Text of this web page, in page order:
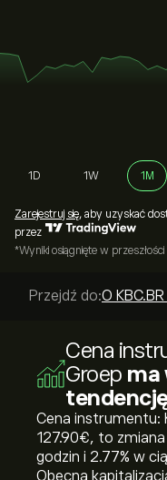
1D 1W 1M
Zarejestruj się, aby uzyskać
przez
*Wyniki osiągnięte w
Przejdź do:O KBC.BR
Cena
Groep ma
Cena instrumentu:
127.90‎€‎, to
godzin i ‎2.77‎% w
Obecna